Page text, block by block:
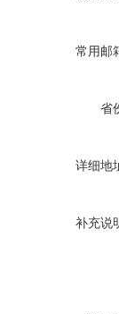
常用邮
省
详细地
补充说